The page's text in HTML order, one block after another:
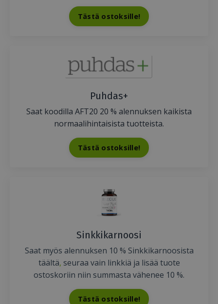
Tästä ostoksille!
Puhdas+
Saat koodilla AFT20 20 % alennuksen kaikista
normaalihintaisista tuotteista.
Tästä ostoksille!
Sinkkikarnoosi
Saat myös alennuksen 10 % Sinkkikarnoosista
täältä, seuraa vain linkkiä ja lisää tuote
ostoskoriin niin summasta vähenee 10 %.
Tästä ostoksille!